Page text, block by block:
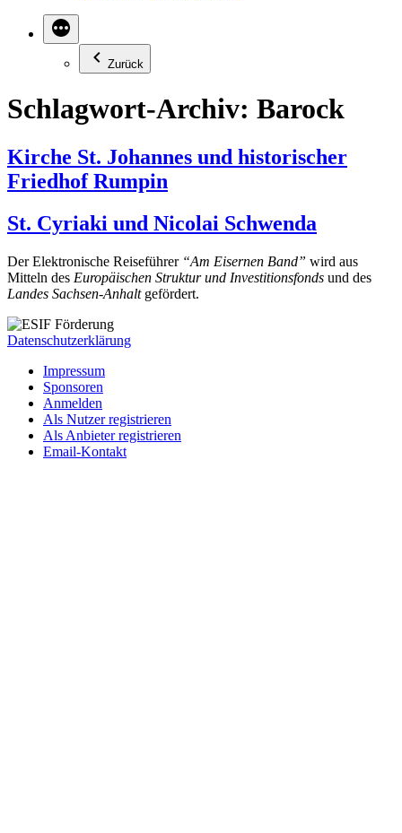
Zurück
Schlagwort-Archiv: Barock
Kirche St. Johannes und historischer
Friedhof Rumpin
St. Cyriaki und Nicolai Schwenda
Der Elektronische Reiseführer “Am Eisernen Band” wird aus
Mitteln des Europäischen Struktur und Investitionsfonds und des
Landes Sachsen-Anhaltgefördert.
Datenschutzerklärung
Impressum
Sponsoren
Anmelden
Als Nutzer registrieren
Als Anbieter registrieren
Email-Kontakt